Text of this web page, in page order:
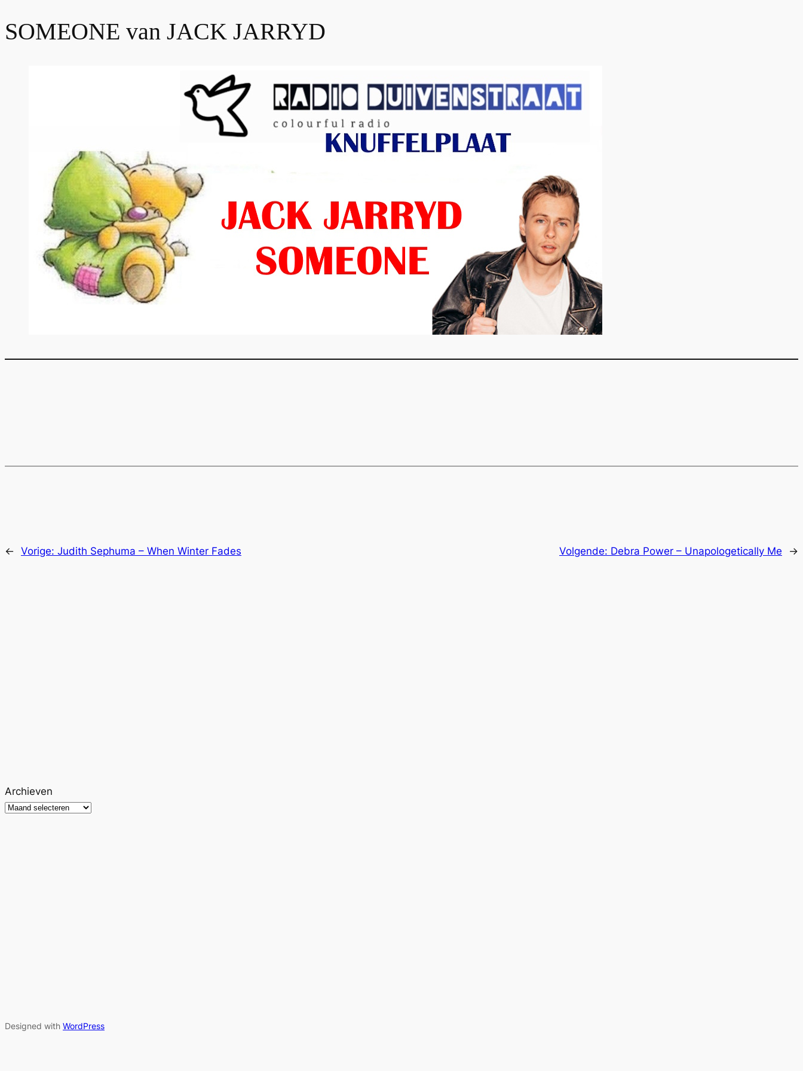
SOMEONE van JACK JARRYD
← Vorige: Judith Sephuma – When Winter Fades Volgende: Debra Power – Unapologetically Me →
Archieven
Designed with WordPress